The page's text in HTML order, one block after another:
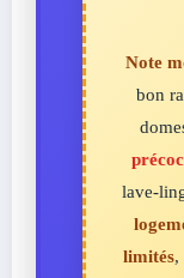
Note
bon
lave-
limités,